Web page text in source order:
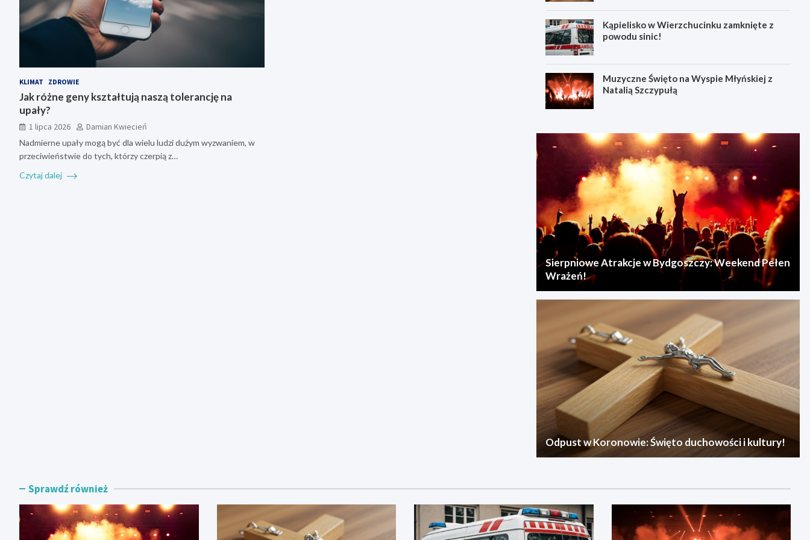
KLIMAT ZDROWIE
Jak różne geny kształtują naszą tolerancję na
upały?
1 lipca 2026 Damian Kwiecień
Nadmierne upały mogą być dla wielu ludzi dużym wyzwaniem, w
przeciwieństwie do tych, którzy czerpią z…
Czytaj dalej
Kąpielisko w Wierzchucinku zamknięte z
powodu sinic!
Muzyczne Święto na Wyspie Młyńskiej z
Natalią Szczypułą
Sierpniowe Atrakcje w Bydgoszczy: Weekend Pełen
Wrażeń!
Odpust w Koronowie: Święto duchowości i kultury!
Sprawdź również